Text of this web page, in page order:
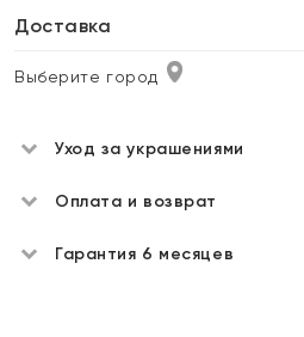
Доставка
Выберите город
Уход за украшениями
Оплата и возврат
Гарантия 6 месяцев